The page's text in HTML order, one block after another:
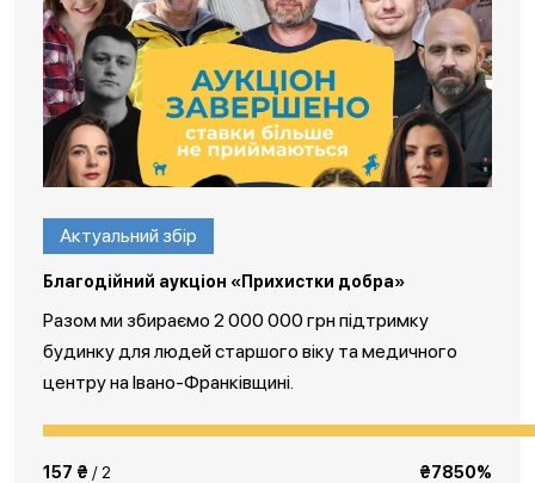
Актуальний збір
Благодійний аукціон «Прихистки добра»
Разом ми збираємо 2 000 000 грн підтримку
будинку для людей старшого віку та медичного
центру на Івано-Франківщині.
157 ₴ / 2 ₴7850%